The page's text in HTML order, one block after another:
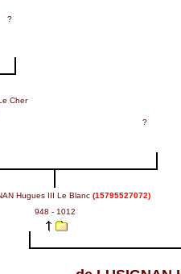
?
Cher
?
Hugues III Le Blanc (15795527072)
948 - 1012